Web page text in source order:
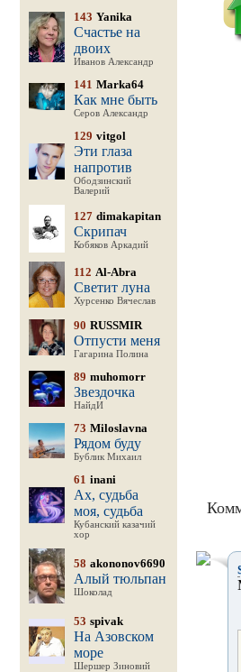
143 Yanika
Счастье на
двоих
Иванов Александр
141 Marka64
Как мне быть
Серов Александр
129 vitgol
Эти глаза
напротив
Ободзинский
Валерий
127 dimakapitan
Скрипач
Кобяков Аркадий
112 Al-Abra
Светит луна
Хурсенко Вячеслав
90 RUSSMIR
Отпусти меня
Гагарина Полина
89 muhomorr
Звездочка
НайдИ
73 Miloslavna
Рядом буду
Бублик Михаил
61 inani
Ах, судьба
моя, судьба
Кубанский казачий
хор
58 akononov6690
Алый тюльпан
Шоколад
53 spivak
На Азовском
море
Шершер Зиновий